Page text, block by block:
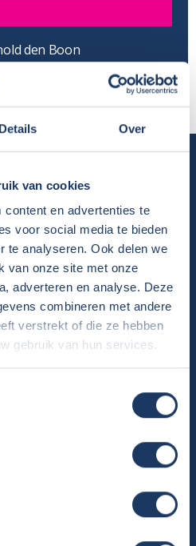
Details Over
van cookies
en advertenties te
voor social media te bieden
te analyseren. Ook delen we
van onze site met onze
adverteren en analyse. Deze
combineren met andere
verstrekt of die ze hebben
gebruik van hun services.
den Boon
juli 2015
huurcampers
Antwoorden over het Huren van
Camper
verhuur
verhuur
van huurders
delen